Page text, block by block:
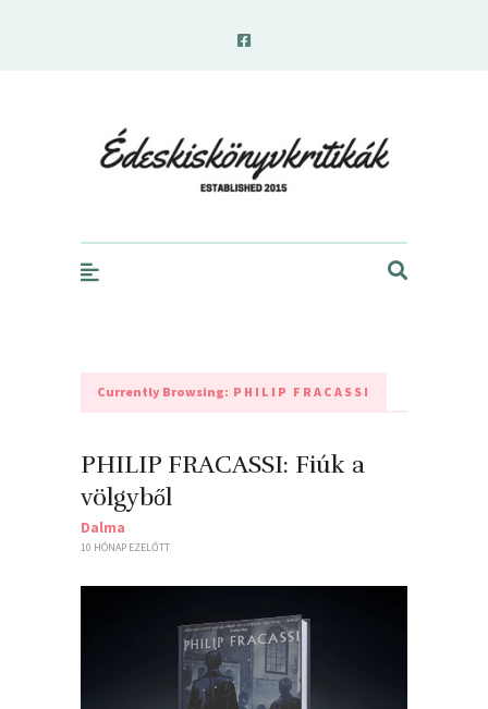
Currently Browsing: PHILIP FRACASSI
PHILIP FRACASSI: Fiúk ​a
völgyből
Dalma
10 HÓNAP EZELŐTT